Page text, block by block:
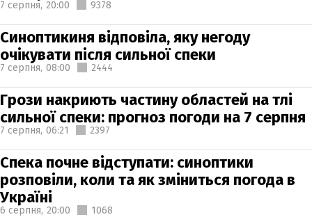
7 серпня, 20:00 9378
Синоптикиня відповіла, яку негоду
очікувати після сильної спеки
7 серпня, 08:00 2444
Грози накриють частину областей на тлі
сильної спеки: прогноз погоди на 7 серпня
7 серпня, 06:21 2397
Спека почне відступати: синоптики
розповіли, коли та як зміниться погода в
Україні
6 серпня, 20:00 1068